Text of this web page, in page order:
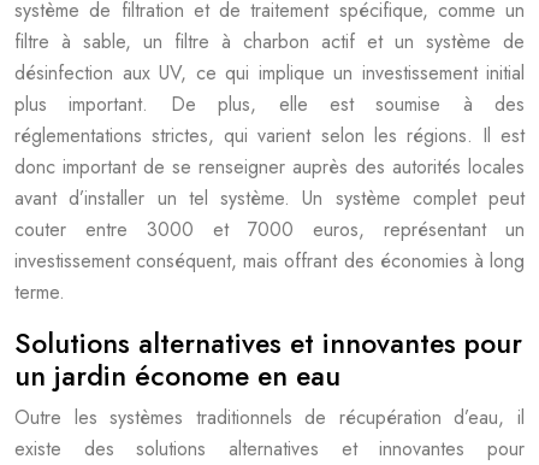
système de filtration et de traitement spécifique, comme un
filtre à sable, un filtre à charbon actif et un système de
désinfection aux UV, ce qui implique un investissement initial
plus important. De plus, elle est soumise à des
réglementations strictes, qui varient selon les régions. Il est
donc important de se renseigner auprès des autorités locales
avant d’installer un tel système. Un système complet peut
couter entre 3000 et 7000 euros, représentant un
investissement conséquent, mais offrant des économies à long
terme.
Solutions alternatives et innovantes pour
un jardin économe en eau
Outre les systèmes traditionnels de récupération d’eau, il
existe des solutions alternatives et innovantes pour